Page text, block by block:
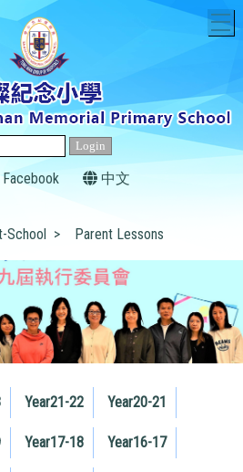
Facebook 中文
School > Parent Lessons
Year21-22 Year20-21
Year17-18 Year16-17